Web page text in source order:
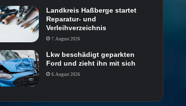
Landkreis Haßberge startet
Reparatur- und
Verleihverzeichnis
7. August 2026
Lkw beschädigt geparkten
Ford und zieht ihn mit sich
6. August 2026